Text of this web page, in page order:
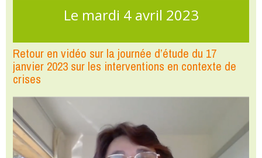
Le mardi 4 avril 2023
Retour en vidéo sur la journée d’étude du 17
janvier 2023 sur les interventions en contexte de
crises